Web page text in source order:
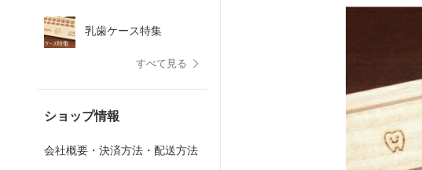
乳歯ケース特集
すべて見る
ショップ情報
会社概要・決済方法・配送方法
女 1歳 3歳 5歳 入学祝い 桐